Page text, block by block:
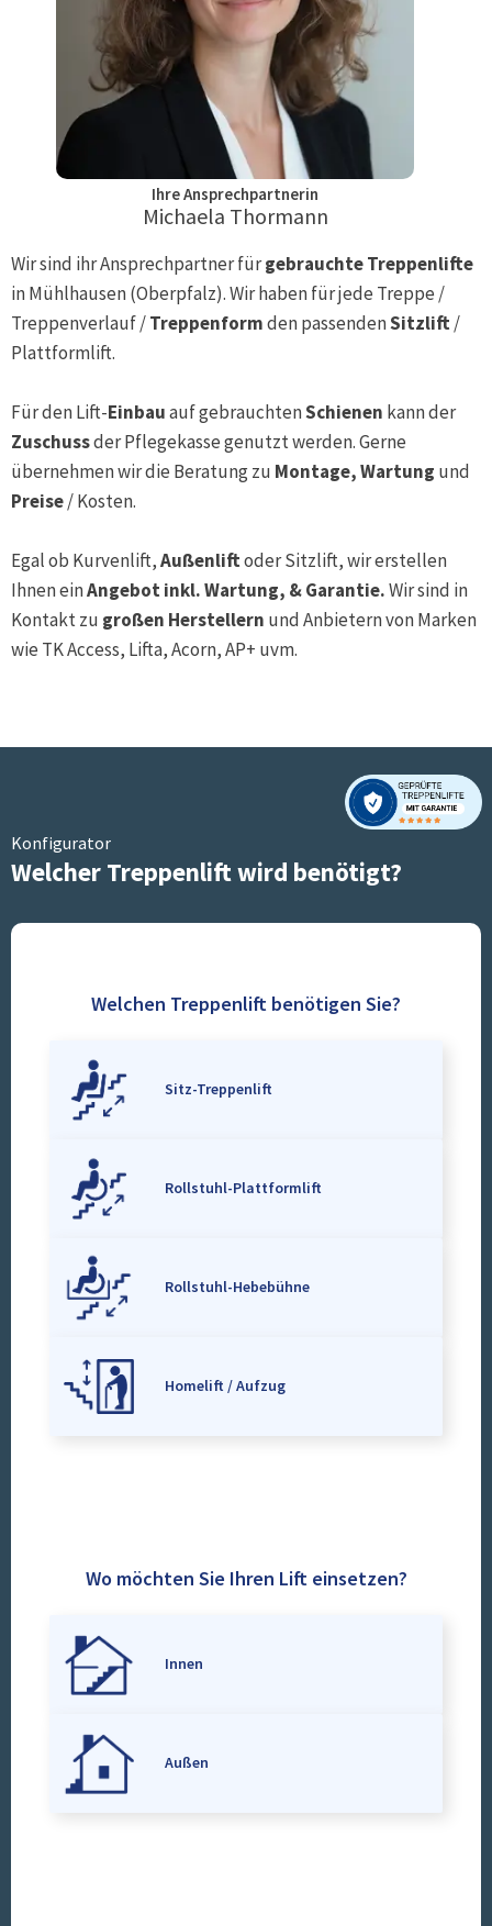
Ihre Ansprechpartnerin
Michaela Thormann
Wir sind ihr Ansprechpartner fürgebrauchte Treppenlifte
inMühlhausen (Oberpfalz). Wir haben für jede Treppe /
Treppenverlauf /Treppenformden passendenSitzlift/
Plattformlift.
Für den Lift-Einbauauf gebrauchtenSchienen kann der
Zuschussder Pflegekasse genutzt werden. Gerne
übernehmen wir die Beratung zu Montage, Wartung und
Preise/ Kosten.
Egal ob Kurvenlift,Außenliftoder Sitzlift, wir erstellen
Ihnen einAngebot inkl. Wartung, & Garantie.Wir sind in
Kontakt zu großen Herstellern und Anbietern von Marken
wie TK Access, Lifta, Acorn, AP+ uvm.
Konfigurator
Welcher Treppenlift wird benötigt?
Welchen Treppenlift benötigen Sie?
Sitz-Treppenlift
Rollstuhl-Plattformlift
Rollstuhl-Hebebühne
Homelift / Aufzug
Wo möchten Sie Ihren Lift einsetzen?
Innen
Außen